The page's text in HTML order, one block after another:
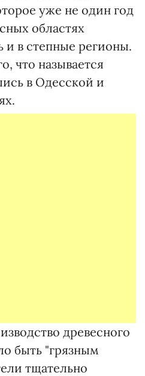
уже не один год
областях
и в степные регионы.
что называется
в Одесской и
древесного
быть "грязным
тщательно